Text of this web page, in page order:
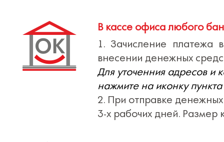
В кассе офиса любого
1. Зачисление
внесении денежных
Для уточенния адресов и
нажмите на иконку пункта
2. При отправке
3-х рабочих дней. Размер